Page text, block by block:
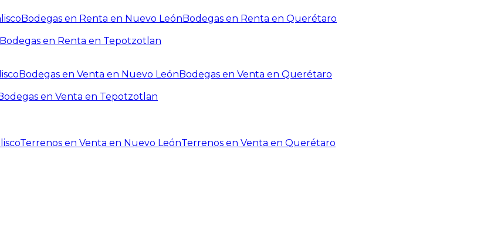
Bodegas en Renta en Nuevo LeónBodegas en Renta en Querétaro
Bodegas en Renta en Tepotzotlan
Bodegas en Venta en Nuevo LeónBodegas en Venta en Querétaro
en Venta en Tepotzotlan
Terrenos en Venta en Nuevo LeónTerrenos en Venta en Querétaro